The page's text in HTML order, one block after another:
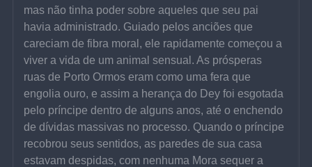
mas não tinha poder sobre aqueles que seu pai
havia administrado. Guiado pelos anciões que
careciam de fibra moral, ele rapidamente começou a
viver a vida de um animal sensual. As prósperas
ruas de Porto Ormos eram como uma fera que
engolia ouro, e assim a herança do Dey foi esgotada
pelo príncipe dentro de alguns anos, até o enchendo
de dívidas massivas no processo. Quando o príncipe
recobrou seus sentidos, as paredes de sua casa
estavam despidas, com nenhuma Mora sequer a